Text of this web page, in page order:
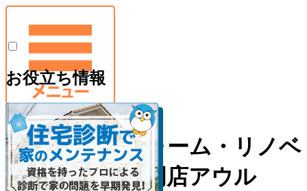
神戸のリフォーム・リノベ
ーション専門店アウル
お役立ち情報